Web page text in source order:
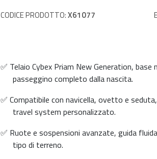
CODICE PRODOTTO:X61077
✅ Telaio Cybex Priam New Generation,
passeggino completo dalla nascita.
✅ Compatibile con navicella, ovetto e
travel system personalizzato.
✅ Ruote e sospensioni avanzate, guida
tipo di terreno.